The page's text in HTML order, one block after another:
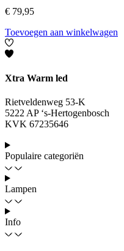
€ 79,95
Toevoegen aan winkelwagen
Xtra Warm led
Rietveldenweg 53-K
5222 AP ‘s-Hertogenbosch
KVK 67235646
Populaire categoriën
Lampen
Info